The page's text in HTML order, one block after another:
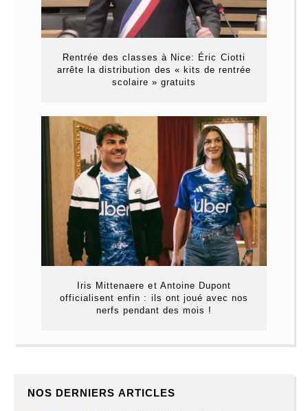
Rentrée des classes à Nice: Éric Ciotti
arrête la distribution des « kits de rentrée
scolaire » gratuits
Iris Mittenaere et Antoine Dupont
officialisent enfin : ils ont joué avec nos
nerfs pendant des mois !
NOS DERNIERS ARTICLES